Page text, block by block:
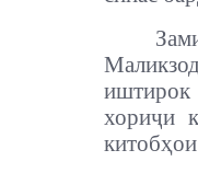
иштирок
хориҷи